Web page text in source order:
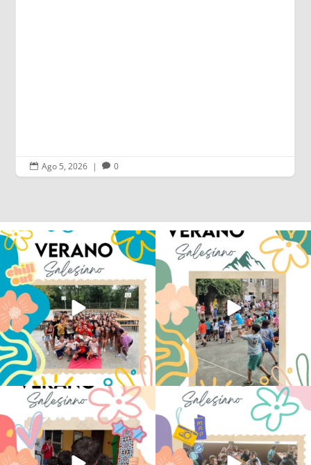
 Ago 4, 2026 |
Los alumnos de 6º de Primaria, 1º y 2º
de la ESO...
145 2
La diversión y la alegría también se han
sentido...
92 0
No hay verano sin que sea Salesiano ❤️
💫 en Luz 4
...
0
viviendo la alegría en el campamento
...